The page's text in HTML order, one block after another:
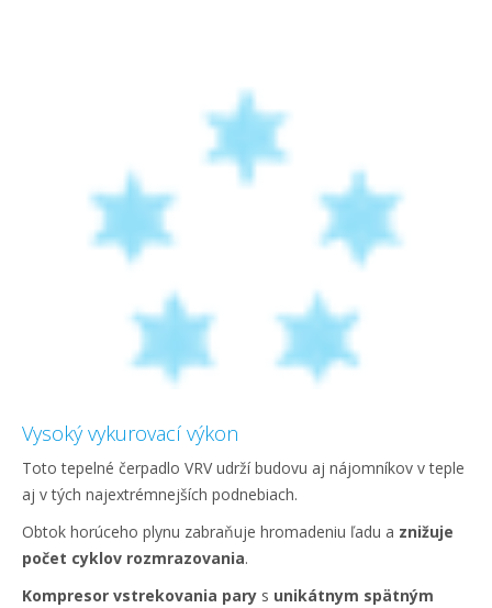
Vysoký vykurovací výkon
Toto tepelné čerpadlo VRV udrží budovu aj nájomníkov v teple
aj v tých najextrémnejších podnebiach.
Obtok horúceho plynu zabraňuje hromadeniu ľadu a znižuje
počet cyklov rozmrazovania.
Kompresor vstrekovania pary s unikátnym spätným